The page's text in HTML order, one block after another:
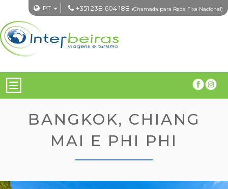
PT +351 238 604 188 (Chamada para Rede Fixa Nacional)
BANGKOK, CHIANG
MAI E PHI PHI